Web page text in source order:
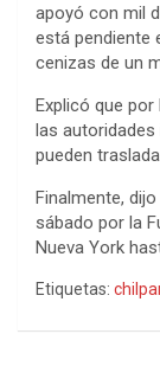
apoyó con mil
está pendiente
cenizas de un
Explicó que
las
pueden
Finalmente,
sábado por la
Nueva York
Etiquetas: